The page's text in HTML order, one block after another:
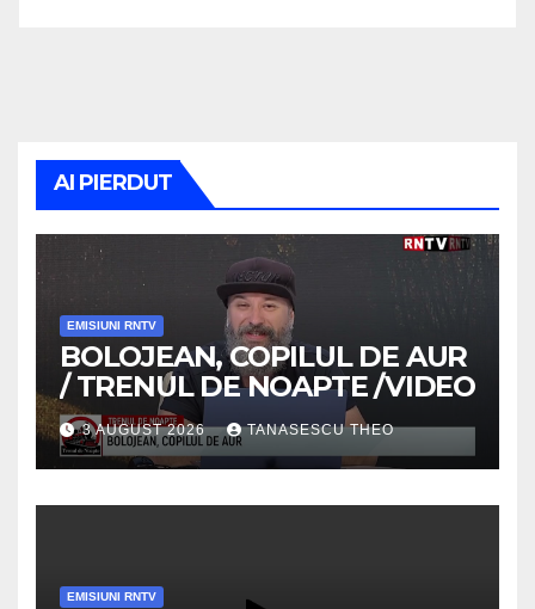
AI PIERDUT
EMISIUNI RNTV
BOLOJEAN, COPILUL DE AUR
/ TRENUL DE NOAPTE /VIDEO
3 AUGUST 2026 TANASESCU THEO
EMISIUNI RNTV